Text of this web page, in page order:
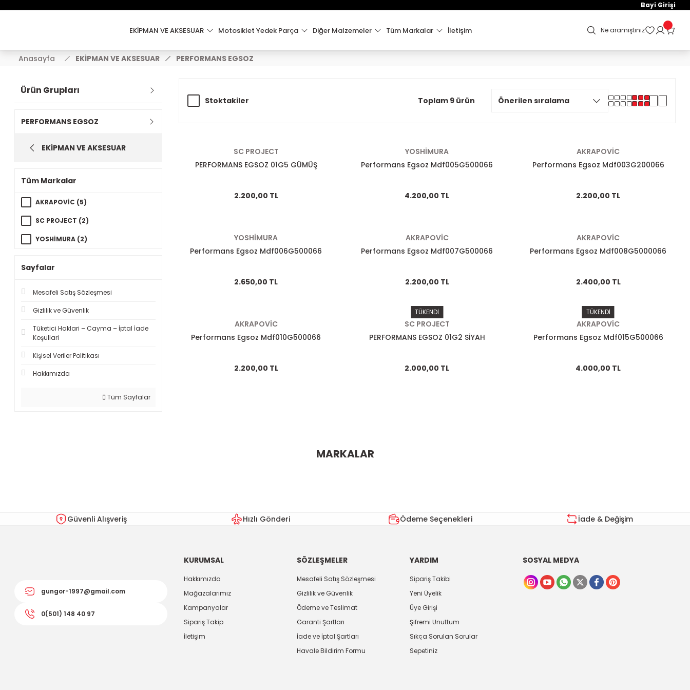
2000 TL VE ÜZERİ KARGO ÜCRETSİZ !
Bayi Girişi
EKİPMAN VE AKSESUAR Motosiklet Yedek Parça Diğer Malzemeler Tüm Markalar İletişim Ne aramıştınız
Anasayfa EKİPMAN VE AKSESUAR PERFORMANS EGSOZ
Ürün Grupları
PERFORMANS EGSOZ
EKİPMAN VE AKSESUAR
Tüm Markalar
AKRAPOVİC (5)
SC PROJECT (2)
YOSHİMURA (2)
Sayfalar
Mesafeli Satış Sözleşmesi
Gizlilik ve Güvenlik
Tüketici Haklari – Cayma – İptal İade
Koşullari
Kişisel Veriler Politikası
Hakkımızda
Tüm Sayfalar
Stoktakiler Toplam 9 ürün
SC PROJECT
PERFORMANS EGSOZ 01G5 GÜMÜŞ
2.200,00 TL
YOSHİMURA
Performans Egsoz Mdf005G500066
4.200,00 TL
AKRAPOVİC
Performans Egsoz Mdf003G200066
2.200,00 TL
YOSHİMURA
Performans Egsoz Mdf006G500066
2.650,00 TL
AKRAPOVİC
Performans Egsoz Mdf007G500066
2.200,00 TL
AKRAPOVİC
Performans Egsoz Mdf008G5000066
2.400,00 TL
AKRAPOVİC
Performans Egsoz Mdf010G500066
2.200,00 TL
TÜKENDİ
SC PROJECT
PERFORMANS EGSOZ 01G2 SİYAH
2.000,00 TL
TÜKENDİ
AKRAPOVİC
Performans Egsoz Mdf015G500066
4.000,00 TL
MARKALAR
Güvenli Alışveriş Hızlı Gönderi Ödeme Seçenekleri İade & Değişim
gungor-1997@gmail.com
0(501) 148 40 97
KURUMSAL
Hakkımızda
Mağazalarımız
Kampanyalar
Sipariş Takip
İletişim
SÖZLEŞMELER
Mesafeli Satış Sözleşmesi
Gizlilik ve Güvenlik
Ödeme ve Teslimat
Garanti Şartları
İade ve İptal Şartları
Havale Bildirim Formu
YARDIM
Sipariş Takibi
Yeni Üyelik
Üye Girişi
Şifremi Unuttum
Sıkça Sorulan Sorular
Sepetiniz
SOSYAL MEDYA